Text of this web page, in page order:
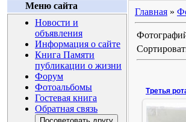
Меню сайта
Новости и
объявления
Информация о сайте
Книга Памяти
публикации о жизни
Форум
Фотоальбомы
Гостевая книга
Обратная связь
Главная »
Третья